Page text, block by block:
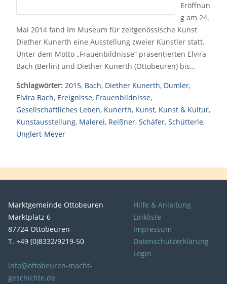
Eröffnun
g am 24.
Mai 2014 fand im Museum für zeitgenössische Kunst
Diether Kunerth eine Ausstellung zweier Künstler statt.
Unter dem Motto „Frauenbildnisse“ präsentierten Elvira
Bach (Berlin) und Diether Kunerth (Ottobeuren) bis…
Schlagwörter: 2015, Bach, Diether Kunerth, Dumler,
Elvira Bach, Ereignisse, Frauenbildnisse,
Gesellschaftliches Leben, Kunerth, Kunst, Kunst & Kultur,
Kunstausstellung, Malerei, Reißner, Schäfer, Schütterle,
Unglert-Meyer
Marktgemeinde Ottobeuren
Marktplatz 6
87724 Ottobeuren
T. +49 (0)8332/9219-50
info@ottobeuren-macht-
geschichte.de
Hilfe & Anleitung
Linkliste
Impressum
Datenschutzerklärung
Login